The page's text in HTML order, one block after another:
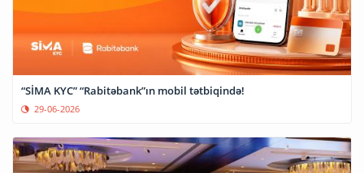
“SİMA KYC” “Rabitəbank”ın mobil tətbiqində!
29-06-2026